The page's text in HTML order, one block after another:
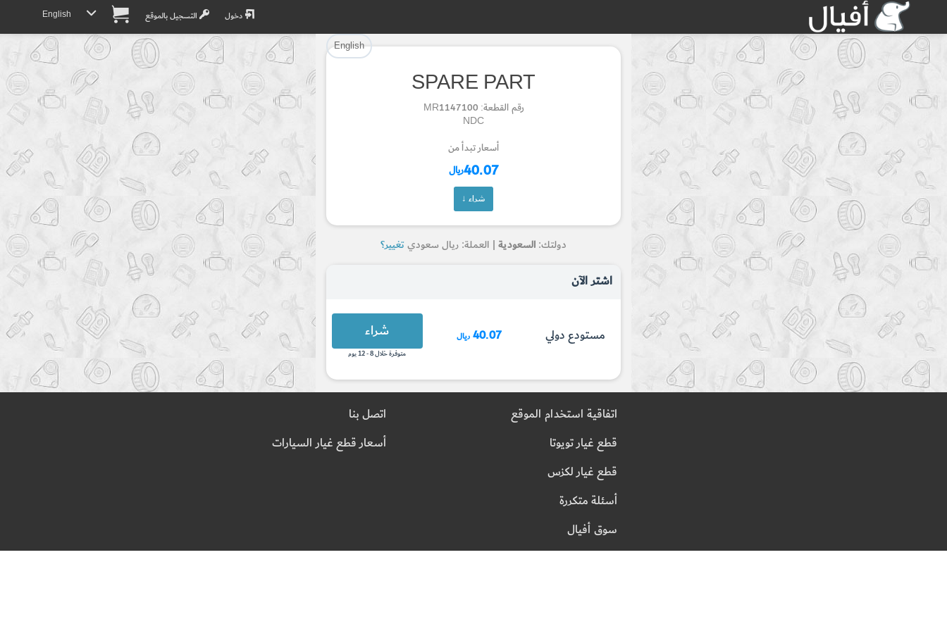
دخول التسجيل بالموقع English
English
SPARE PART
رقم القطعة: MR1147100
NDC
أسعار تبدأ من
40.07ريال
شراء ↓
دولتك: السعودية | العملة: ريال سعوديتغيير؟
اشتر الآن
مستودع دولي 40.07 ريال شراء
متوفرة خلال 8 - 12 يوم
تم إضافة القطعة بنجاح.
Part Successfully Selected
Return to Search Page
تم إضافة القطعة للسلة بنجاح.
Part Added to Cart
Checkout
اتفاقية استخدام الموقع
قطع غيار تويوتا
قطع غيار لكزس
أسئلة متكررة
سوق أفيال
اتصل بنا
أسعار قطع غيار السيارات